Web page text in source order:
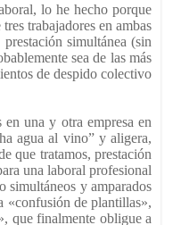
lo he hecho porque
trabajadores en ambas
simultánea (sin
sea de las más
de despido colectivo
una y otra empresa en
agua al vino” y aligera,
que tratamos, prestación
una laboral profesional
simultáneos y amparados
«confusión de plantillas»,
que finalmente obligue a